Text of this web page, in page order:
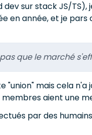
sur stack JS/
en année, et je
que le marché
mais cela
aient une
par des